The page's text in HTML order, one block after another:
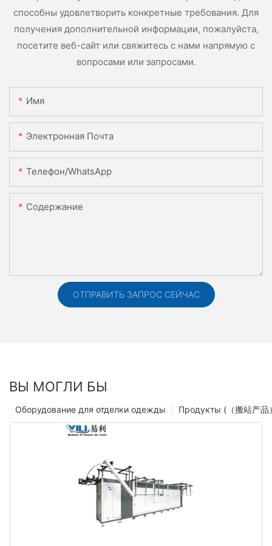
способны удовлетворить конкретные требования. Для
получения дополнительной информации, пожалуйста,
посетите веб-сайт или свяжитесь с нами напрямую с
вопросами или запросами.
Имя
Электронная Почта
Телефон/WhatsApp
Содержание
ОТПРАВИТЬ ЗАПРОС СЕЙЧАС
ВЫ МОГЛИ БЫ
Продукты (（搬站产品
Оборудование для отделки одежды